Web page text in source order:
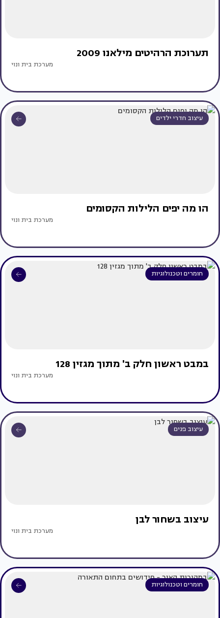
תערוכת הרהיטים מילאנו 2009
מערכת בית ונוי
עיצוב חדרי ילדים
הו מה יפים הלילות הקסומים
מערכת בית ונוי
חומרים וטכנולוגיות
במבט ראשון חלק ב' מתוך מגזין 128
מערכת בית ונוי
עיצוב פנים
עיצוב בשחור לבן
מערכת בית ונוי
חומרים וטכנולוגיות